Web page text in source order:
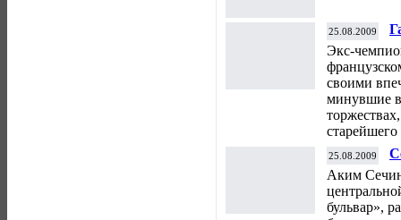
25.08.2009
Экс-
своими
минувшие
25.08.2009
Аким
бульвар»,